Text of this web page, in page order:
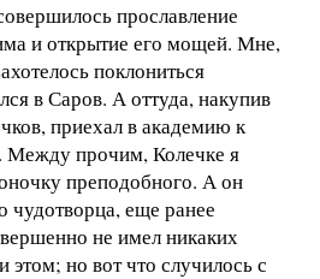
прославление
и открытие его мощей. Мне,
поклониться
в Саров. А оттуда, накупив
приехал в академию к
Между прочим, Колечке я
преподобного. А он
чудотворца, еще ранее
не имел никаких
но вот что случилось с